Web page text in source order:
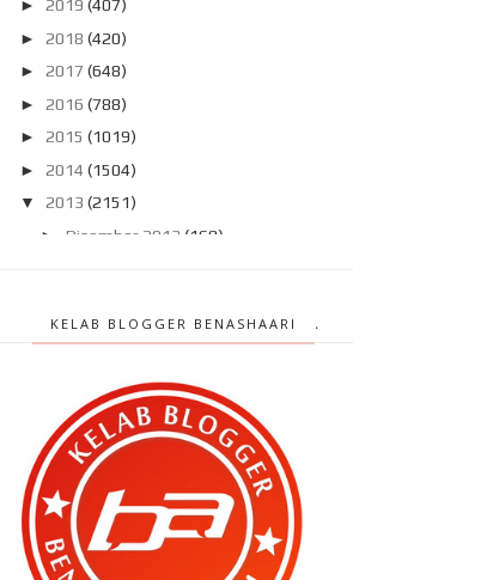
► 2019 (407)
► 2018 (420)
► 2017 (648)
► 2016 (788)
► 2015 (1019)
► 2014 (1504)
▼
2013 (2151)
► Disember 2013 (169)
►September 2013
(138)
Bila Ammar datang ..
Budu milo dengan tepung gomak !
Kenapa kena beli In Trend
September 2013 ?
Berbaloi ke jadi blogger ???
KELAB BLOGGER BENASHAARI